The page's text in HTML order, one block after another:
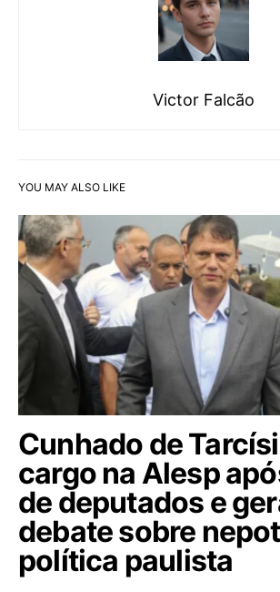
Victor Falcão
YOU MAY ALSO LIKE
Cunhado de
cargo na Alesp
de deputados e
debate sobre
política paulista